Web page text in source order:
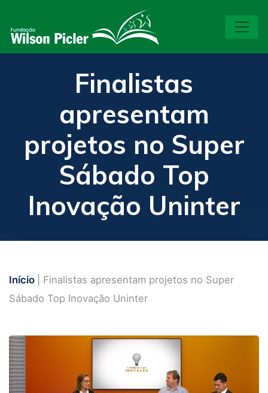
Finalistas
apresentam
projetos no Super
Sábado Top
Inovação Uninter
Início
| Finalistas apresentam projetos no Super
Sábado Top Inovação Uninter